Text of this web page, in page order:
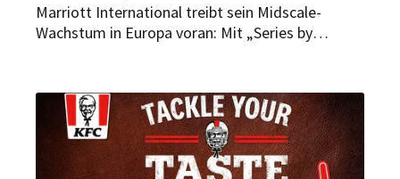
Marriott International treibt sein Midscale-
Wachstum in Europa voran: Mit „Series by
Italien und dem Vereinigten Königreich.